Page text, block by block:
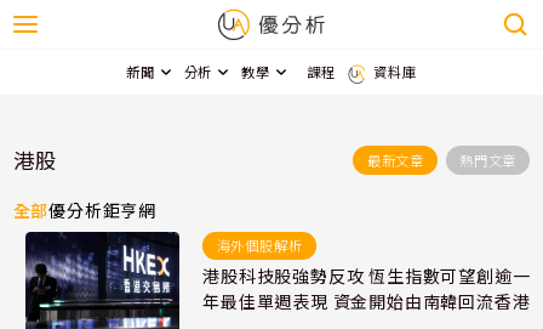
新聞 分析 教學 課程 資料庫
港股 最新文章 熱門文章
全部優分析鉅亨網
海外個股解析
港股科技股強勢反攻 恆生指數可望創逾一
年最佳單週表現 資金開始由南韓回流香港